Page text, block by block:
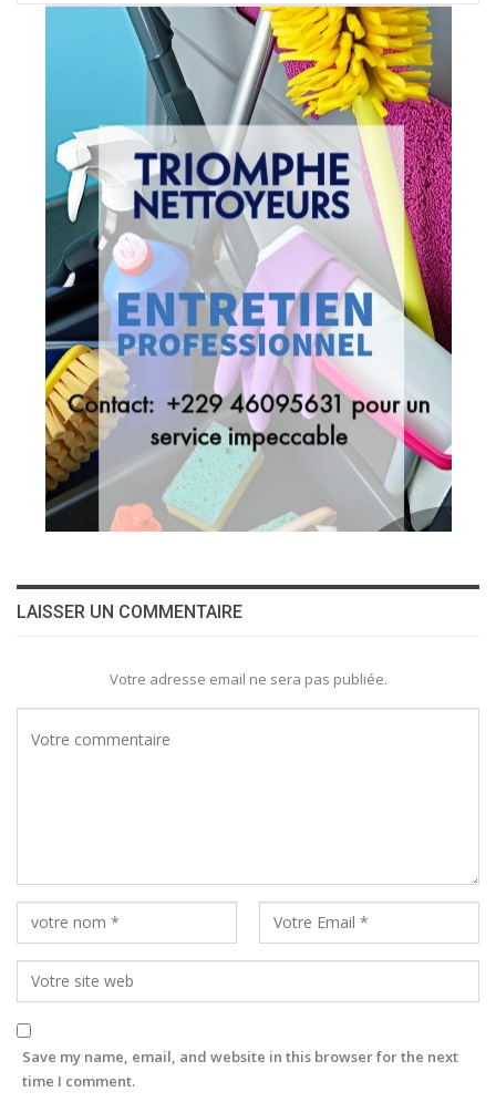
LAISSER UN COMMENTAIRE
Votre adresse email ne sera pas publiée.
Save my name, email, and website in this browser for the next
time I comment.